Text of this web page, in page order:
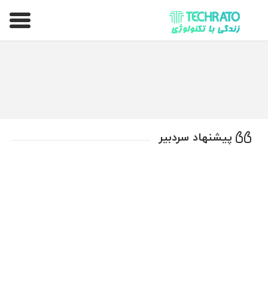
تکراتو – زندگی با تکنولوژی
پیشنهاد سردبیر